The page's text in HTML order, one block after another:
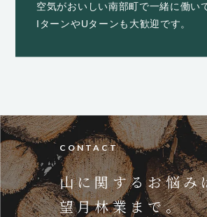
空気がおいしい南部町で一緒に働い
IターンやUターンも大歓迎です。
CONTACT
山に関するお悩み
望月林業まで。